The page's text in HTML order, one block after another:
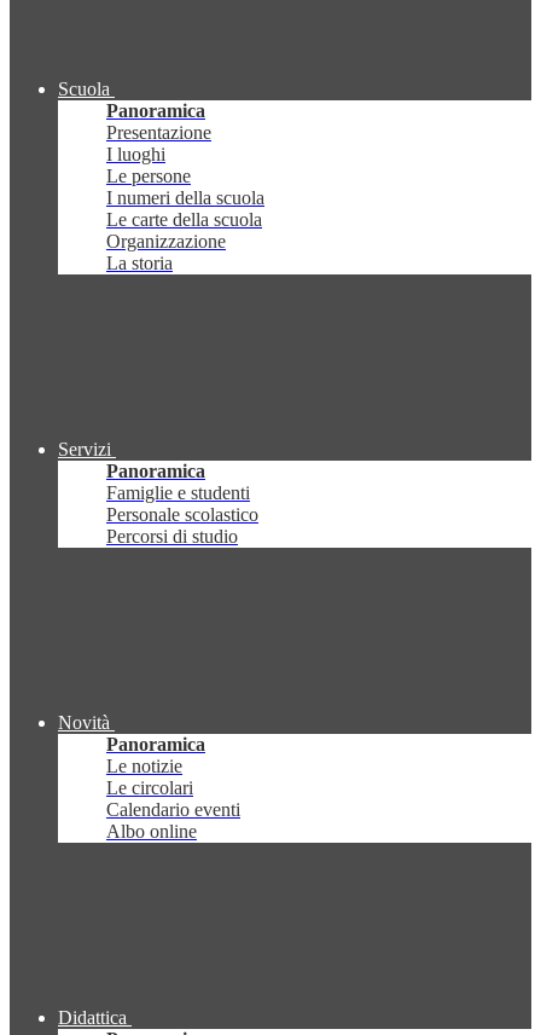
Scuola
Panoramica
Presentazione
I luoghi
Le persone
I numeri della scuola
Le carte della scuola
Organizzazione
La storia
Servizi
Panoramica
Famiglie e studenti
Personale scolastico
Percorsi di studio
Novità
Panoramica
Le notizie
Le circolari
Calendario eventi
Albo online
Didattica